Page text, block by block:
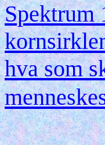
Spektrum
hva som